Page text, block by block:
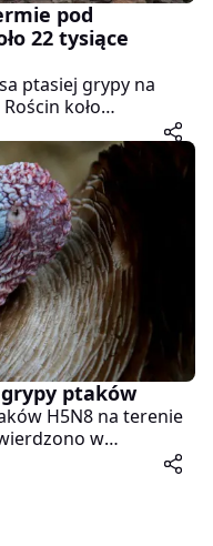
pod
22 tysiące
ptasiej grypy na
koło
o
czyli około 22
ptaków
H5N8 na terenie
w
w miejscowości